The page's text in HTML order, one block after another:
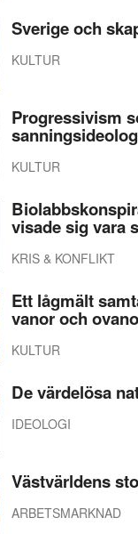
Sverige och
KULTUR
Progressivism
KULTUR
visade sig vara
KRIS & KONFLIKT
Ett lågmält
vanor och
KULTUR
De värdelösa
IDEOLOGI
Västvärldens
ARBETSMARKNAD